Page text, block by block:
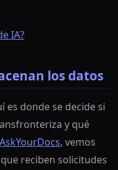
IA?
los datos
es donde se decide si
y qué
AskYourDocs, vemos
reciben solicitudes